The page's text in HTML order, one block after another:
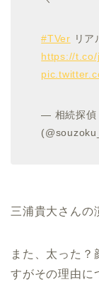
#TVer リア
https://t.co/
— 相続探偵
三浦貴大さんの
また、太った？
すがその理由に